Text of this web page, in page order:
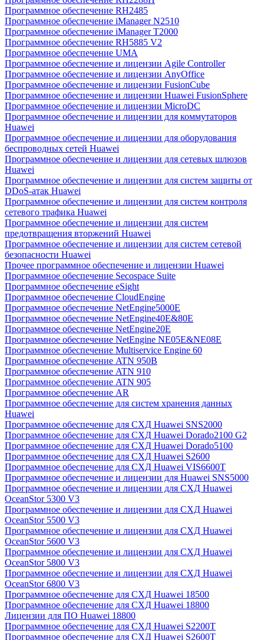
Программное обеспечение RH2485
Программное обеспечение iManager N2510
Программное обеспечение iManager T2000
Программное обеспечение RH5885 V2
Программное обеспечение UMA
Программное обеспечение и лицензии Agile Controller
Программное обеспечение и лицензии AnyOffice
Программное обеспечение и лицензии FusionCube
Программное обеспечение и лицензии Huawei FusionSphere
Программное обеспечение и лицензии MicroDC
Программное обеспечение и лицензии для коммутаторов
Huawei
Программное обеспечение и лицензии для оборудования
беспроводных сетей Huawei
Программное обеспечение и лицензии для сетевых шлюзов
Huawei
Программное обеспечение и лицензии для систем защиты от
DDoS-атак Huawei
Программное обеспечение и лицензии для систем контроля
сетевого трафика Huawei
Программное обеспечение и лицензии для систем
предотвращения вторжений Huawei
Программное обеспечение и лицензии для систем сетевой
безопасности Huawei
Прочее программное обеспечение и лицензии Huawei
Программное обеспечение Secospace Suite
Программное обеспечение eSight
Программное обеспечение CloudEngine
Программное обеспечение NetEngine5000E
Программное обеспечение NetEngine40E&80E
Программное обеспечение NetEngine20E
Программное обеспечение NetEngine NE05E&NE08E
Программное обеспечение Multiservice Engine 60
Программное обеспечение ATN 950B
Программное обеспечение ATN 910
Программное обеспечение ATN 905
Программное обеспечение AR
Программное обеспечение для систем хранения данных
Huawei
Программное обеспечение для СХД Huawei SNS2000
Программное обеспечение для СХД Huawei Dorado2100 G2
Программное обеспечение для СХД Huawei Dorado5100
Программное обеспечение для СХД Huawei S2600
Программное обеспечение для СХД Huawei VIS6600T
Программное обеспечение и лицензии для Huawei SNS5000
Программное обеспечение и лицензии для СХД Huawei
OceanStor 5300 V3
Программное обеспечение и лицензии для СХД Huawei
OceanStor 5500 V3
Программное обеспечение и лицензии для СХД Huawei
OceanStor 5600 V3
Программное обеспечение и лицензии для СХД Huawei
OceanStor 5800 V3
Программное обеспечение и лицензии для СХД Huawei
OceanStor 6800 V3
Программное обеспечение для СХД Huawei 18500
Программное обеспечение для СХД Huawei 18800
Лицензии для ПО Huawei 18800
Программное обеспечение для СХД Huawei S2200T
Программное обеспечение для СХД Huawei S2600T